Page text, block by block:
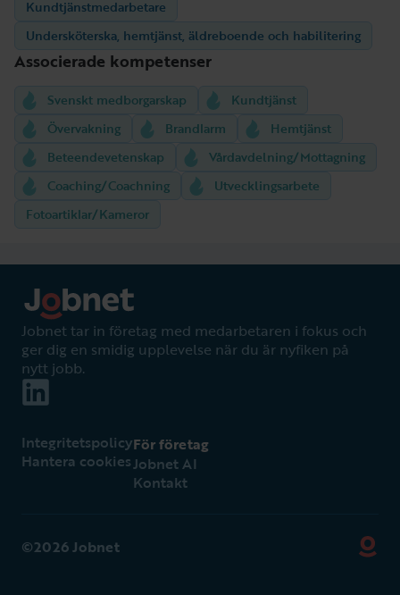
Kundtjänstmedarbetare
Undersköterska, hemtjänst, äldreboende och habilitering
Associerade kompetenser
Svenskt medborgarskap
Kundtjänst
Övervakning
Brandlarm
Hemtjänst
Beteendevetenskap
Vårdavdelning/Mottagning
Coaching/Coachning
Utvecklingsarbete
Fotoartiklar/Kameror
Jobnet tar in företag med medarbetaren i fokus och
ger dig en smidig upplevelse när du är nyfiken på
nytt jobb.
Integritetspolicy
Hantera cookies
För företag
Jobnet AI
Kontakt
©2026 Jobnet